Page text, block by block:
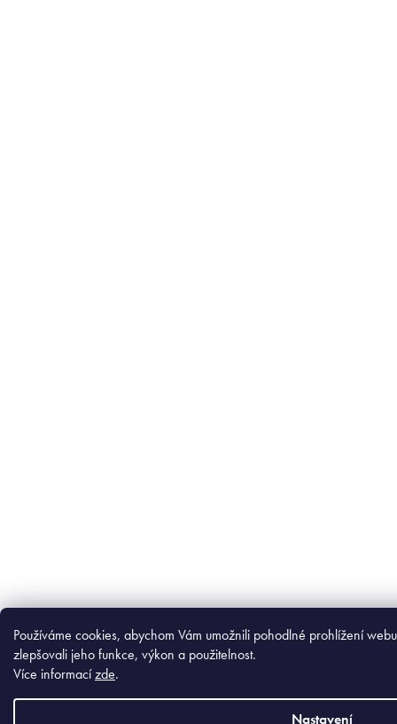
Používáme cookies, abychom Vám umožnili pohodlné prohlížení
zlepšovali jeho funkce, výkon a použitelnost.
Více informacízde.
Nastavení